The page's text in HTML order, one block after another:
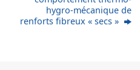
hygro-mécanique de
renforts fibreux « secs »